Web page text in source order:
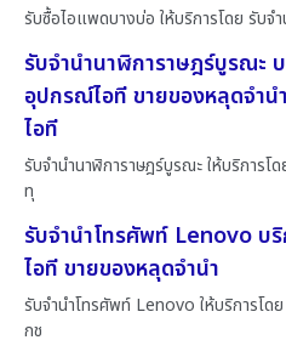
รับซื้อไอแพดบางบ่อ ให้บริการโดย รับจํ
รับจำนำนาฬิการาษฎร์บูรณะ
อุปกรณ์ไอที ขายของหลุดจำ
ไอที
รับจำนำนาฬิการาษฎร์บูรณะ ให้บริการโ
ทุ
รับจำนำโทรศัพท์ Lenovo บ
ไอที ขายของหลุดจำนำ
รับจำนำโทรศัพท์ Lenovo ให้บริการโด
กช